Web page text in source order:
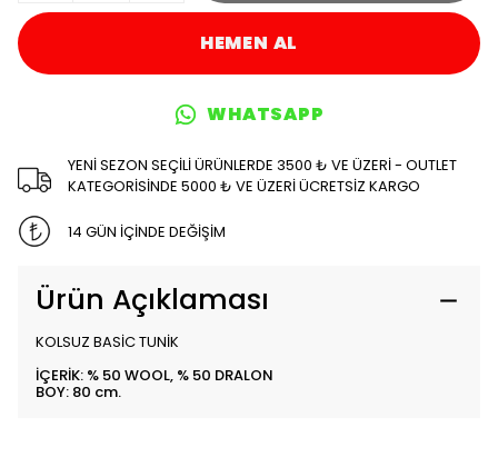
HEMEN AL
WHATSAPP
YENİ SEZON SEÇİLİ ÜRÜNLERDE 3500 ₺ VE ÜZERİ - OUTLET
KATEGORİSİNDE 5000 ₺ VE ÜZERİ ÜCRETSİZ KARGO
14 GÜN İÇİNDE DEĞİŞİM
Ürün Açıklaması
KOLSUZ BASİC TUNİK
İÇERİK: % 50 WOOL, % 50 DRALON
BOY: 80 cm.